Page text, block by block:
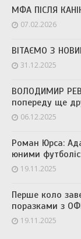
МФА ПІСЛЯ
07.02.2026
ВІТАЄМО З
31.12.2025
ВОЛОДИМИР
попереду ще
06.12.2025
Роман Юрса:
юними
19.11.2025
Перше коло
поразками з
19.11.2025